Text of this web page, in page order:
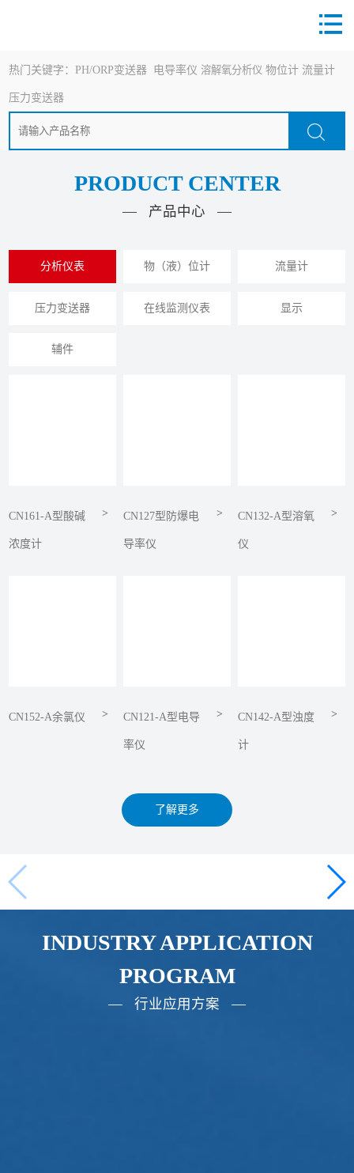
热门关键字：PH/ORP变送器 电导率仪 溶解氧分析仪 物位计 流量计
压力变送器
PRODUCT CENTER
— 产品中心 —
分析仪表 物（液）位计 流量计
压力变送器 在线监测仪表 显示
辅件
CN161-A型酸碱
浓度计
> CN127型防爆电
导率仪
> CN132-A型溶氧
仪
>
CN152-A余氯仪 > CN121-A型电导
率仪
> CN142-A型浊度
计
>
了解更多
INDUSTRY APPLICATION
PROGRAM
— 行业应用方案 —